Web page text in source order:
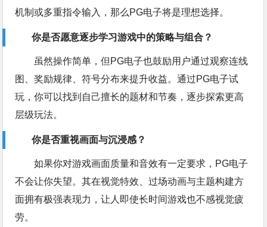
机制或多重指令输入，那么PG电子将是理想选择。
你是否愿意逐步学习游戏中的策略与组合？
虽然操作简单，但PG电子也鼓励用户通过观察连线
图、奖励规律、符号分布来提升收益。通过PG电子试
玩，你可以找到自己擅长的题材和节奏，逐步探索更高
层级玩法。
你是否重视画面与沉浸感？
如果你对游戏画面质量和音效有一定要求，PG电子
不会让你失望。其在视觉特效、过场动画与主题构建方
面拥有极强表现力，让人即使长时间游戏也不感视觉疲
劳。